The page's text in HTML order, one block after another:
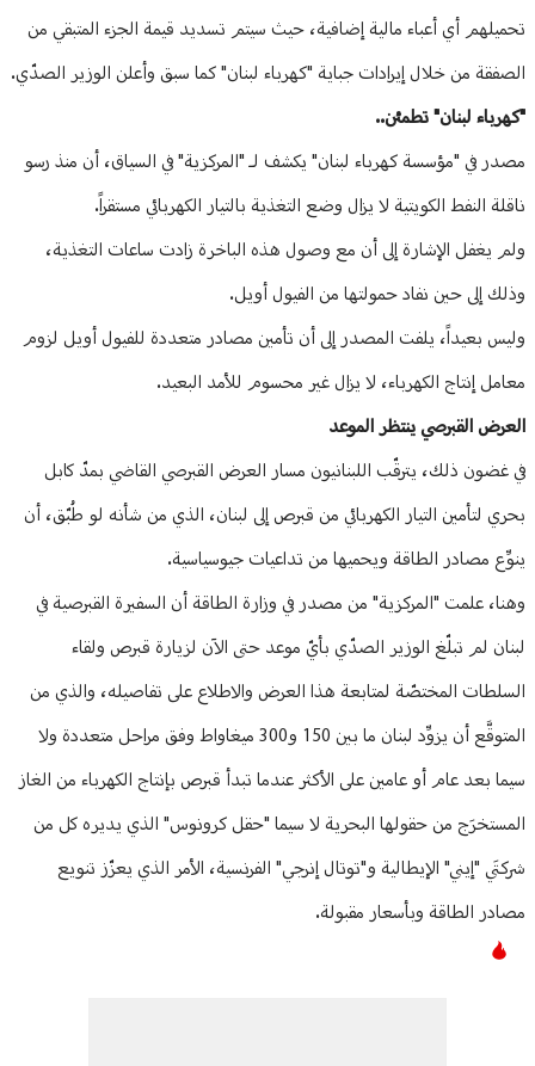
تحميلهم أي أعباء مالية إضافية، حيث سيتم تسديد قيمة الجزء المتبقي من
الصفقة من خلال إيرادات جباية "كهرباء لبنان" كما سبق وأعلن الوزير الصدّي.
"كهرباء لبنان" تطمئن..
مصدر في "مؤسسة كهرباء لبنان" يكشف لـ "المركزية" في السياق، أن منذ رسو
ناقلة النفط الكويتية لا يزال وضع التغذية بالتيار الكهربائي مستقراً.
ولم يغفل الإشارة إلى أن مع وصول هذه الباخرة زادت ساعات التغذية،
وذلك إلى حين نفاد حمولتها من الفيول أويل.
وليس بعيداً، يلفت المصدر إلى أن تأمين مصادر متعددة للفيول أويل لزوم
معامل إنتاج الكهرباء، لا يزال غير محسوم للأمد البعيد.
العرض القبرصي ينتظر الموعد
في غضون ذلك، يترقّب اللبنانيون مسار العرض القبرصي القاضي بمدّ كابل
بحري لتأمين التيار الكهربائي من قبرص إلى لبنان، الذي من شأنه لو طُبّق، أن
ينوِّع مصادر الطاقة ويحميها من تداعيات جيوسياسية.
وهنا، علمت "المركزية" من مصدر في وزارة الطاقة أن السفيرة القبرصية في
لبنان لم تبلّغ الوزير الصدّي بأيّ موعد حتى الآن لزيارة قبرص ولقاء
السلطات المختصّة لمتابعة هذا العرض والاطلاع على تفاصيله، والذي من
المتوقَّع أن يزوِّد لبنان ما بين 150 و300 ميغاواط وفق مراحل متعددة ولا
سيما بعد عام أو عامين على الأكثر عندما تبدأ قبرص بإنتاج الكهرباء من الغاز
المستخرَج من حقولها البحرية لا سيما "حقل كرونوس" الذي يديره كل من
شركتَي "إيني" الإيطالية و"توتال إنرجي" الفرنسية، الأمر الذي يعزّز تنويع
مصادر الطاقة وبأسعار مقبولة.